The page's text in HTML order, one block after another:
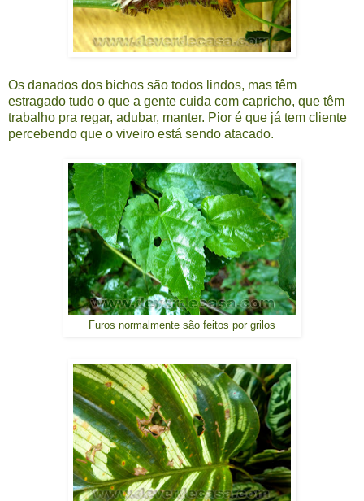
Os danados dos bichos são todos lindos, mas têm
estragado tudo o que a gente cuida com capricho, que têm
trabalho pra regar, adubar, manter. Pior é que já tem cliente
percebendo que o viveiro está sendo atacado.
Furos normalmente são feitos por grilos